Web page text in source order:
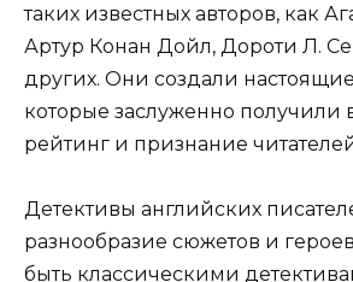
таких известных авторов, как
Артур Конан Дойл, Дороти Л.
других. Они создали
которые заслуженно получили
рейтинг и признание
Детективы английских
разнообразие сюжетов и
быть классическими